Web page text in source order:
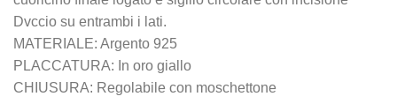
Dvccio su entrambi i lati.
MATERIALE: Argento 925
PLACCATURA: In oro giallo
CHIUSURA: Regolabile con moschettone